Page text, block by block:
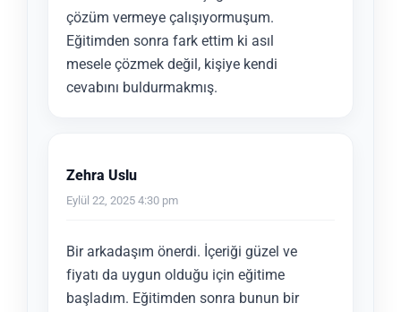
çözüm vermeye çalışıyormuşum.
Eğitimden sonra fark ettim ki asıl
mesele çözmek değil, kişiye kendi
cevabını buldurmakmış.
Zehra Uslu
Eylül 22, 2025 4:30 pm
Bir arkadaşım önerdi. İçeriği güzel ve
fiyatı da uygun olduğu için eğitime
başladım. Eğitimden sonra bunun bir